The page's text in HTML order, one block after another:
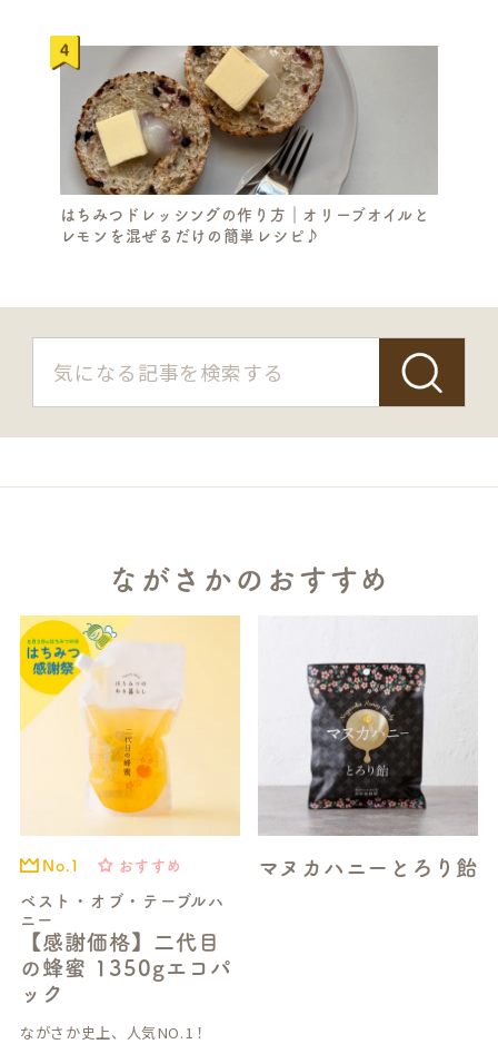
はちみつドレッシングの作り方｜オリーブオイルと
レモンを混ぜるだけの簡単レシピ♪
E
A
C
ながさかのおすすめ
ベスト・オブ・テーブルハ
ニー
【感謝価格】二代目
の蜂蜜 1350gエコパ
ック
No.1 おすすめ
ながさか史上、人気NO.1！
マヌカハニーとろり飴